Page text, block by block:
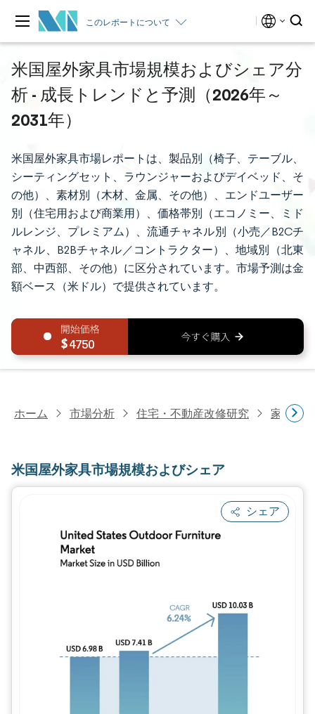
このレポートについて
米国屋外家具市場規模およびシェア分
析 - 成長トレンドと予測（2026年～
2031年）
米国屋外家具市場レポートは、製品別（椅子、テーブル、
シーティングセット、ラウンジャーおよびデイベッド、そ
の他）、素材別（木材、金属、その他）、エンドユーザー
別（住宅用および商業用）、価格帯別（エコノミー、ミド
ルレンジ、プレミアム）、流通チャネル別（小売／B2Cチ
ャネル、B2Bチャネル／コントラクター）、地域別（北東
部、中西部、その他）に区分されています。市場予測は金
額ベース（米ドル）で提供されています。
4750
ホーム 市場分析 住宅・不動産改修研究 家具・
米国屋外家具市場規模およびシェア
シェア